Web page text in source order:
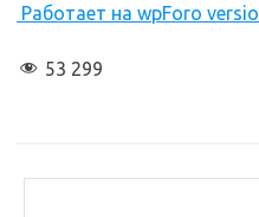
Работает на wpForo
53 299